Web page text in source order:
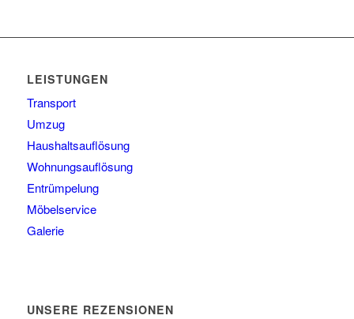
LEISTUNGEN
Transport
Umzug
Haushaltsauflösung
Wohnungsauflösung
Entrümpelung
Möbelservice
Galerie
UNSERE REZENSIONEN